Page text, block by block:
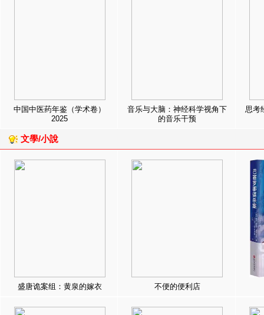
中国中医药年鉴（学术卷）
2025
音乐与大脑：神经科学视角下
的音乐干预
思考
文學/小說
盛唐诡案组：黄泉的嫁衣 不便的便利店